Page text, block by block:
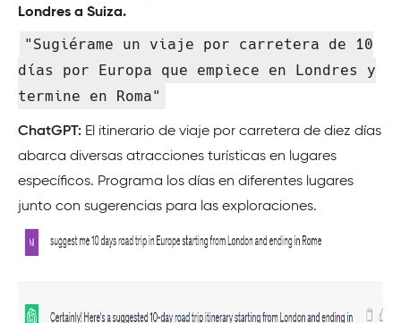
Londres a Suiza.
"Sugiérame un viaje por carretera de 10
días por Europa que empiece en Londres y
termine en Roma"
ChatGPT: El itinerario de viaje por carretera de diez días
abarca diversas atracciones turísticas en lugares
específicos. Programa los días en diferentes lugares
junto con sugerencias para las exploraciones.